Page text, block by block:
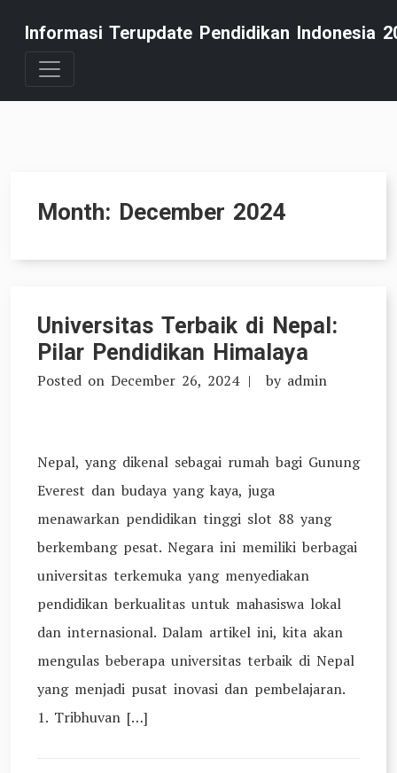
content
Informasi Terupdate Pendidikan Indonesia
Month: December 2024
Universitas Terbaik di Nepal:
Pilar Pendidikan Himalaya
Posted on December 26, 2024 by admin
Nepal, yang dikenal sebagai rumah bagi Gunung
Everest dan budaya yang kaya, juga
menawarkan pendidikan tinggi slot 88 yang
berkembang pesat. Negara ini memiliki berbagai
universitas terkemuka yang menyediakan
pendidikan berkualitas untuk mahasiswa lokal
dan internasional. Dalam artikel ini, kita akan
mengulas beberapa universitas terbaik di Nepal
yang menjadi pusat inovasi dan pembelajaran.
1. Tribhuvan […]